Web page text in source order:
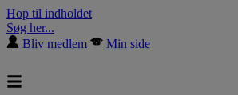
Hop til indholdet
Søg her...
Bliv medlem
Min side